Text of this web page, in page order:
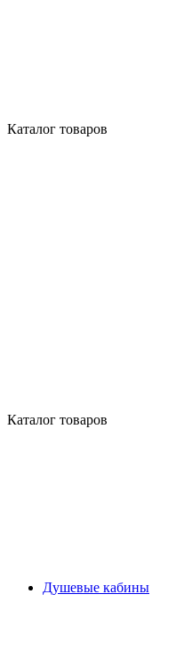
Каталог товаров
Каталог товаров
Душевые кабины